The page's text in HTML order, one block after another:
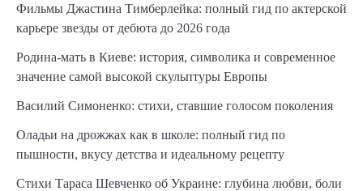
Фильмы Джастина Тимберлейка: полный гид по актерской
карьере звезды от дебюта до 2026 года
Родина-мать в Киеве: история, символика и современное
значение самой высокой скульптуры Европы
Василий Симоненко: стихи, ставшие голосом поколения
Оладьи на дрожжах как в школе: полный гид по
пышности, вкусу детства и идеальному рецепту
Стихи Тараса Шевченко об Украине: глубина любви, боли